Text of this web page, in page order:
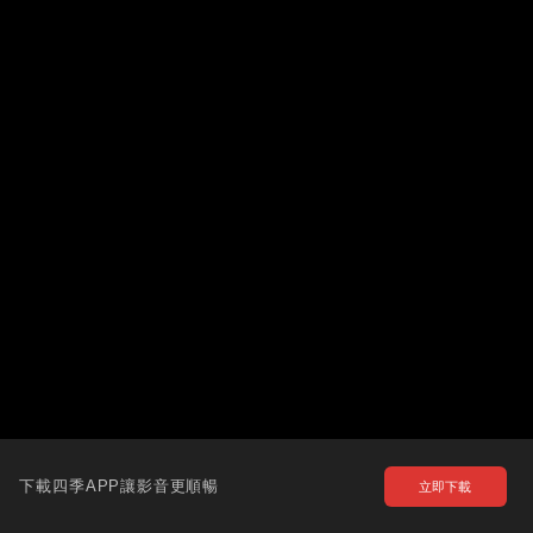
下載四季APP讓影音更順暢 立即下載